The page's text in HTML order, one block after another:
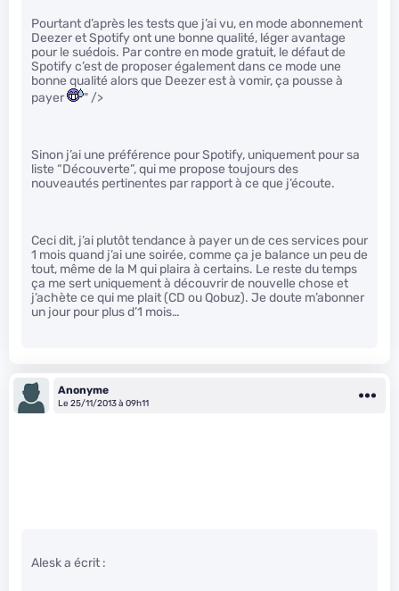
Pourtant d’après les tests que j’ai vu, en mode abonnement
Deezer et Spotify ont une bonne qualité, léger avantage
pour le suédois. Par contre en mode gratuit, le défaut de
Spotify c’est de proposer également dans ce mode une
bonne qualité alors que Deezer est à vomir, ça pousse à
payer
" />
Sinon j’ai une préférence pour Spotify, uniquement pour sa
liste “Découverte”, qui me propose toujours des
nouveautés pertinentes par rapport à ce que j’écoute.
Ceci dit, j’ai plutôt tendance à payer un de ces services pour
1 mois quand j’ai une soirée, comme ça je balance un peu de
tout, même de la M qui plaira à certains. Le reste du temps
ça me sert uniquement à découvrir de nouvelle chose et
j’achète ce qui me plait (CD ou Qobuz). Je doute m’abonner
un jour pour plus d’1 mois…
Anonyme
Le 25/11/2013 à 09h11
Alesk a écrit :